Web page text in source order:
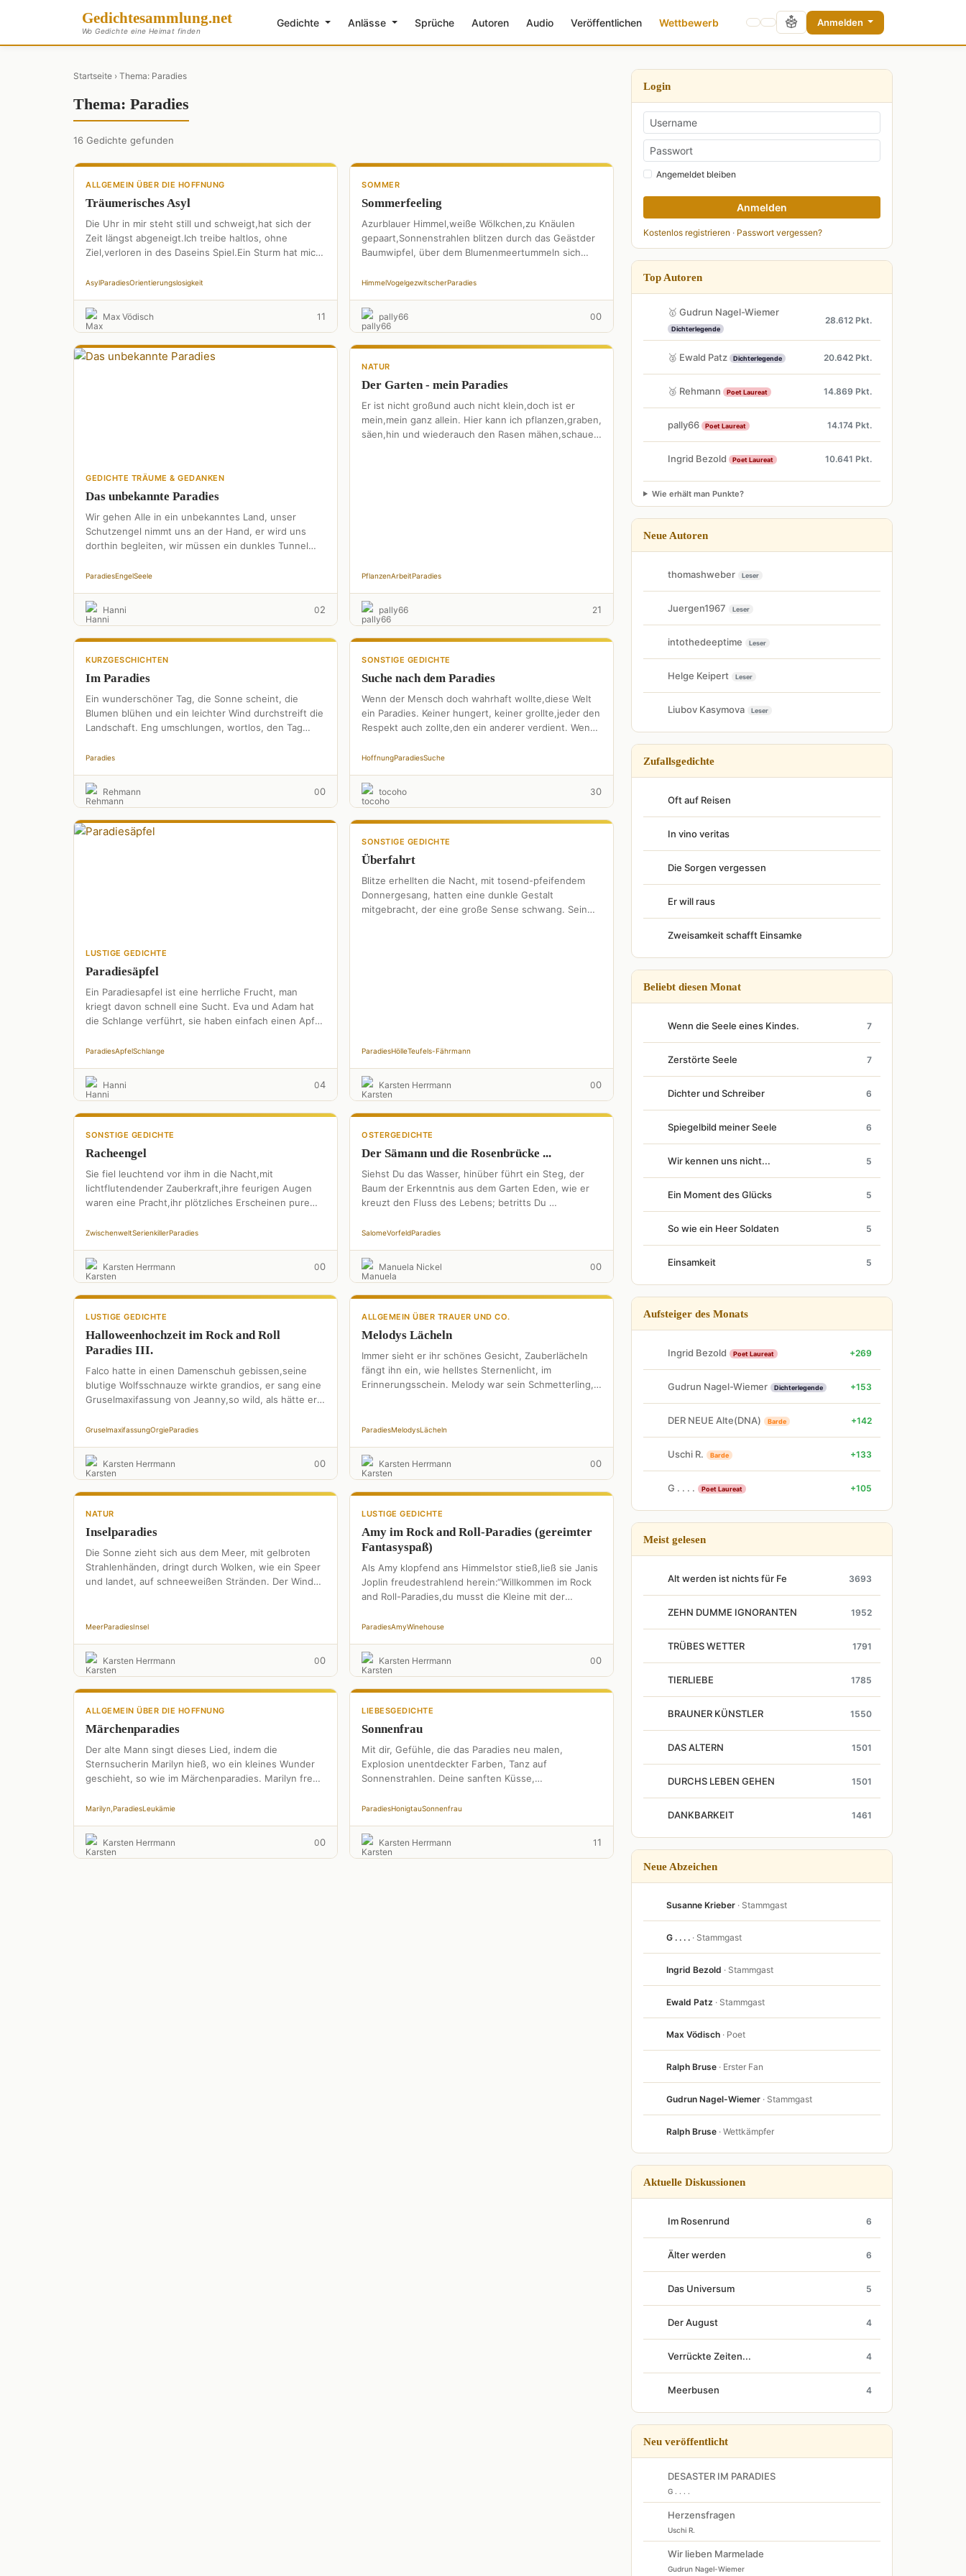
Gedichtesammlung.net
Wo Gedichte eine Heimat finden
Gedichte Anlässe Sprüche Autoren Audio Veröffentlichen Wettbewerb Anmelden
Startseite › Thema: Paradies
Thema: Paradies
16 Gedichte gefunden
ALLGEMEIN ÜBER DIE HOFFNUNG
Träumerisches Asyl
Die Uhr in mir steht still und schweigt,hat sich der
Zeit längst abgeneigt.Ich treibe haltlos, ohne
Ziel,verloren in des Daseins Spiel.Ein Sturm hat mich
AsylParadiesOrientierungslosigkeit
Max Vödisch 11
SOMMER
Sommerfeeling
Azurblauer Himmel,weiße Wölkchen,zu Knäulen
gepaart,Sonnenstrahlen blitzen durch das Geästder
Baumwipfel, über dem Blumenmeertummeln sich
Vogelgezwitscher ringsumher,Jungvögel starten
HimmelVogelgezwitscherParadies
pally66 00
GEDICHTE TRÄUME & GEDANKEN
Das unbekannte Paradies
Wir gehen Alle in ein unbekanntes Land, unser
Schutzengel nimmt uns an der Hand, er wird uns
dorthin begleiten, wir müssen ein dunkles Tunnel
ParadiesEngelSeele
Hanni 02
NATUR
Der Garten - mein Paradies
Er ist nicht großund auch nicht klein,doch ist er
mein,mein ganz allein. Hier kann ich pflanzen,graben,
säen,hin und wiederauch den Rasen mähen,schaue
PflanzenArbeitParadies
pally66 21
KURZGESCHICHTEN
Im Paradies
Ein wunderschöner Tag, die Sonne scheint, die
Blumen blühen und ein leichter Wind durchstreift die
Landschaft. Eng umschlungen, wortlos, den Tag
Paradies
Rehmann 00
SONSTIGE GEDICHTE
Suche nach dem Paradies
Wenn der Mensch doch wahrhaft wollte,diese Welt
ein Paradies. Keiner hungert, keiner grollte,jeder den
Respekt auch zollte,den ein anderer verdient. Wenn
HoffnungParadiesSuche
tocoho 30
LUSTIGE GEDICHTE
Paradiesäpfel
Ein Paradiesapfel ist eine herrliche Frucht, man
kriegt davon schnell eine Sucht. Eva und Adam hat
die Schlange verführt, sie haben einfach einen Apfel
ParadiesApfelSchlange
Hanni 04
SONSTIGE GEDICHTE
Überfahrt
Blitze erhellten die Nacht, mit tosend-pfeifendem
Donnergesang, hatten eine dunkle Gestalt
mitgebracht, der eine große Sense schwang. Sein
ParadiesHölleTeufels-Fährmann
Karsten Herrmann 00
SONSTIGE GEDICHTE
Racheengel
Sie fiel leuchtend vor ihm in die Nacht,mit
lichtflutendender Zauberkraft,ihre feurigen Augen
waren eine Pracht,ihr plötzliches Erscheinen pure
Haar,mit …
ZwischenweltSerienkillerParadies
Karsten Herrmann 00
OSTERGEDICHTE
Der Sämann und die Rosenbrücke ...
Siehst Du das Wasser, hinüber führt ein Steg, der
Baum der Erkenntnis aus dem Garten Eden, wie er
kreuzt den Fluss des Lebens; betritts Du …
SalomeVorfeldParadies
Manuela Nickel 00
LUSTIGE GEDICHTE
Halloweenhochzeit im Rock and Roll
Paradies III.
Falco hatte in einen Damenschuh gebissen,seine
blutige Wolfsschnauze wirkte grandios, er sang eine
Gruselmaxifassung von Jeanny,so wild, als hätte er
GruselmaxifassungOrgieParadies
Karsten Herrmann 00
ALLGEMEIN ÜBER TRAUER UND CO.
Melodys Lächeln
Immer sieht er ihr schönes Gesicht, Zauberlächeln
fängt ihn ein, wie hellstes Sternenlicht, im
Erinnerungsschein. Melody war sein Schmetterling,
ParadiesMelodysLächeln
Karsten Herrmann 00
NATUR
Inselparadies
Die Sonne zieht sich aus dem Meer, mit gelbroten
Strahlenhänden, dringt durch Wolken, wie ein Speer
und landet, auf schneeweißen Stränden. Der Wind
MeerParadiesInsel
Karsten Herrmann 00
LUSTIGE GEDICHTE
Amy im Rock and Roll-Paradies (gereimter
Fantasyspaß)
Als Amy klopfend ans Himmelstor stieß,ließ sie Janis
Joplin freudestrahlend herein:“Willkommen im Rock
and Roll-Paradies,du musst die Kleine mit der
ParadiesAmyWinehouse
Karsten Herrmann 00
ALLGEMEIN ÜBER DIE HOFFNUNG
Märchenparadies
Der alte Mann singt dieses Lied, indem die
Sternsucherin Marilyn hieß, wo ein kleines Wunder
geschieht, so wie im Märchenparadies. Marilyn freut
Marilyn, ParadiesLeukämie
Karsten Herrmann 00
LIEBESGEDICHTE
Sonnenfrau
Mit dir, Gefühle, die das Paradies neu malen,
Explosion unentdeckter Farben, Tanz auf
Sonnenstrahlen. Deine sanften Küsse,
Eroberung, flammenzüngelnder Genüsse. Ich schaue
ParadiesHonigtauSonnenfrau
Karsten Herrmann 11
Login
Angemeldet bleiben
Anmelden
Kostenlos registrieren · Passwort vergessen?
Top Autoren
🥇 Gudrun Nagel-Wiemer
Dichterlegende
28.612 Pkt.
🥈 Ewald Patz Dichterlegende 20.642 Pkt.
🥉 Rehmann Poet Laureat 14.869 Pkt.
pally66 Poet Laureat 14.174 Pkt.
Ingrid Bezold Poet Laureat 10.641 Pkt.
Wie erhält man Punkte?
Neue Autoren
thomashweber Leser
Juergen1967 Leser
intothedeeptime Leser
Helge Keipert Leser
Liubov Kasymova Leser
Zufallsgedichte
Oft auf Reisen
In vino veritas
Die Sorgen vergessen
Er will raus
Zweisamkeit schafft Einsamke
Beliebt diesen Monat
Wenn die Seele eines Kindes. 7
Zerstörte Seele 7
Dichter und Schreiber 6
Spiegelbild meiner Seele 6
Wir kennen uns nicht... 5
Ein Moment des Glücks 5
So wie ein Heer Soldaten 5
Einsamkeit 5
Aufsteiger des Monats
Ingrid Bezold Poet Laureat +269
Gudrun Nagel-Wiemer Dichterlegende +153
DER NEUE Alte(DNA) Barde +142
Uschi R. Barde +133
G . . . . Poet Laureat +105
Meist gelesen
Alt werden ist nichts für Fe 3693
ZEHN DUMME IGNORANTEN 1952
TRÜBES WETTER 1791
TIERLIEBE 1785
BRAUNER KÜNSTLER 1550
DAS ALTERN 1501
DURCHS LEBEN GEHEN 1501
DANKBARKEIT 1461
Neue Abzeichen
Susanne Krieber · Stammgast
G . . . . · Stammgast
Ingrid Bezold · Stammgast
Ewald Patz · Stammgast
Max Vödisch · Poet
Ralph Bruse · Erster Fan
Gudrun Nagel-Wiemer · Stammgast
Ralph Bruse · Wettkämpfer
Aktuelle Diskussionen
Im Rosenrund 6
Älter werden 6
Das Universum 5
Der August 4
Verrückte Zeiten... 4
Meerbusen 4
Neu veröffentlicht
DESASTER IM PARADIES
G . . . .
Herzensfragen
Uschi R.
Wir lieben Marmelade
Gudrun Nagel-Wiemer